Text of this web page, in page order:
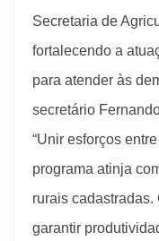
Secretaria de
fortalecendo a
para atender às
secretário
“Unir esforços
programa atinja
rurais
garantir